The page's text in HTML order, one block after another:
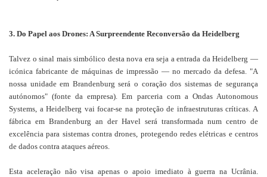
3. Do Papel aos Drones: A Surpreendente Reconversão da Heidelberg
Talvez o sinal mais simbólico desta nova era seja a entrada da Heidelberg —
icónica fabricante de máquinas de impressão — no mercado da defesa. "A
nossa unidade em Brandenburg será o coração dos sistemas de segurança
autónomos" (fonte da empresa). Em parceria com a Ondas Autonomous
Systems, a Heidelberg vai focar-se na proteção de infraestruturas críticas. A
fábrica em Brandenburg an der Havel será transformada num centro de
excelência para sistemas contra drones, protegendo redes elétricas e centros
de dados contra ataques aéreos.
Esta aceleração não visa apenas o apoio imediato à guerra na Ucrânia.